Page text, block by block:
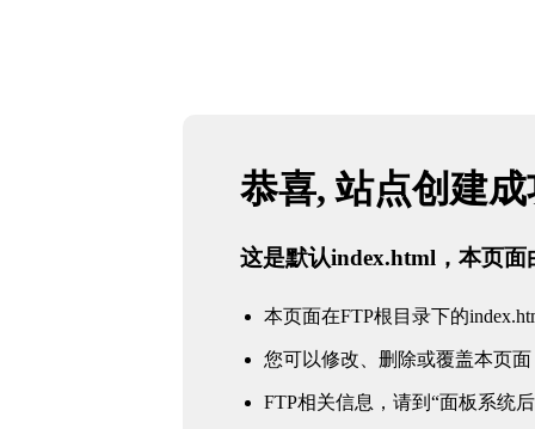
恭喜, 站点创建
这是默认index.html，本页面
本页面在FTP根目录下的
您可以修改、删除或覆盖本页面
FTP相关信息，请到“面板系统